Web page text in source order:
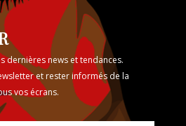
dernières news et tendances.
et rester informés de la
vos écrans.